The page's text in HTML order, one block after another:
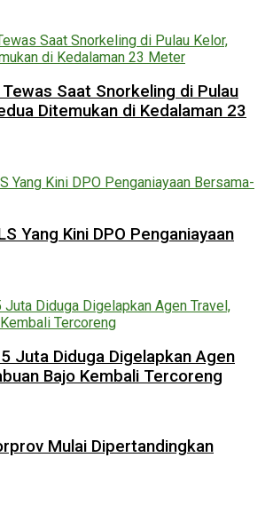
Tewas Saat Snorkeling di Pulau
Ditemukan di Kedalaman 23
Yang Kini DPO Penganiayaan
Juta Diduga Digelapkan Agen
Bajo Kembali Tercoreng
Mulai Dipertandingkan